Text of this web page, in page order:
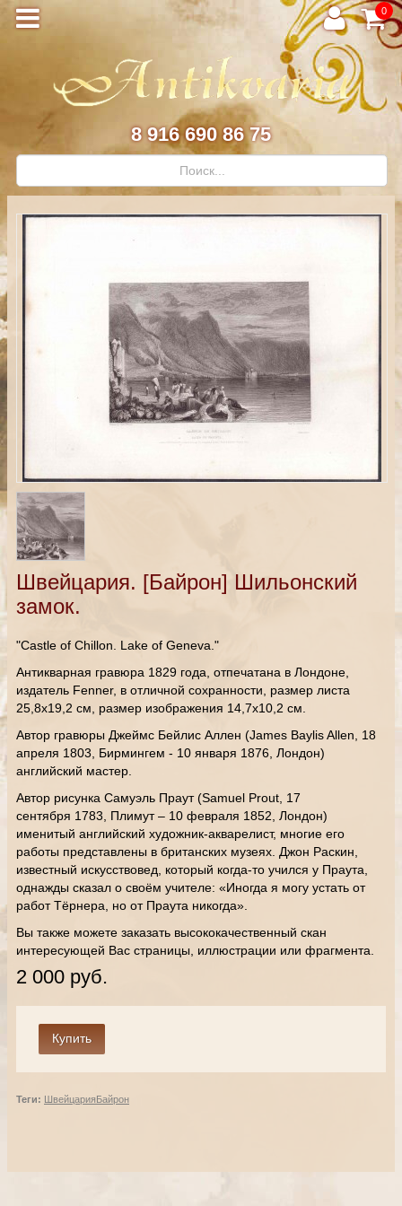
0
8 916 690 86 75
Швейцария. [Байрон] Шильонский
замок.
"Castle of Chillon. Lake of Geneva."
Антикварная гравюра 1829 года, отпечатана в Лондоне,
издатель Fenner, в отличной сохранности, размер листа
25,8х19,2 см, размер изображения 14,7х10,2 см.
Автор гравюры Джеймс Бейлис Аллен (James Baylis Allen, 18
апреля 1803, Бирмингем - 10 января 1876, Лондон)
английский мастер.
Автор рисунка Самуэль Праут (Samuel Prout, 17
сентября 1783, Плимут – 10 февраля 1852, Лондон)
именитый английский художник-акварелист, многие его
работы представлены в британских музеях. Джон Раскин,
известный искусствовед, который когда-то учился у Праута,
однажды сказал о своём учителе: «Иногда я могу устать от
работ Тёрнера, но от Праута никогда».
Вы также можете заказать высококачественный скан
интересующей Вас страницы, иллюстрации или фрагмента.
2 000 руб.
Теги: ШвейцарияБайрон